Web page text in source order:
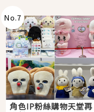
No.7
角色IP粉絲購物天堂再